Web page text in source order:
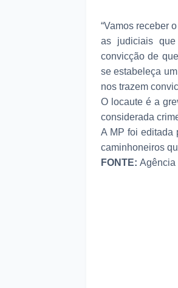
“Vamos receber
as judiciais
convicção de
se estabeleça
nos trazem
O locaute é a
considerada
A MP foi editada
caminhoneiros
FONTE: Agência